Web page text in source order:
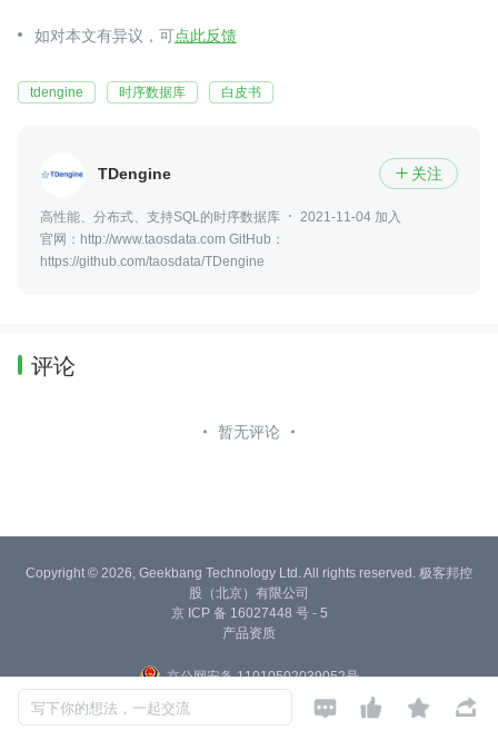
如对本文有异议，可点此反馈
tdengine 时序数据库 白皮书
TDengine  关注
高性能、分布式、支持SQL的时序数据库
2021-11-04 加入
官网：http://www.taosdata.com GitHub：
https://github.com/taosdata/TDengine
评论
暂无评论
写下你的想法，一起交流    
Copyright © 2026, Geekbang Technology Ltd. All rights reserved. 极客邦控
股（北京）有限公司
京 ICP 备 16027448 号 - 5
产品资质
京公网安备 11010502039052号